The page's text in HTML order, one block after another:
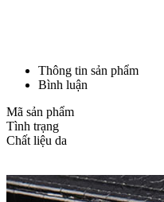
Thông tin sản phẩm
Bình luận
Mã sản phẩm
Tình trạng
Chất liệu da